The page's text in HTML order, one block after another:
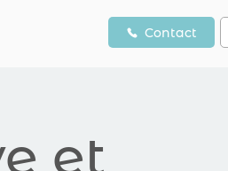
Contact
et